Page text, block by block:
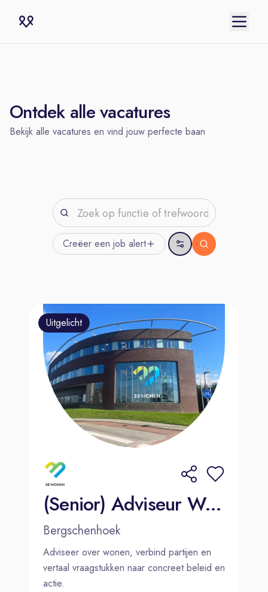
Ontdek alle vacatures
Bekijk alle vacatures en vind jouw perfecte baan
Creëer een job alert
Uitgelicht
(Senior) Adviseur Wonen
Bergschenhoek
Adviseer over wonen, verbind partijen en
vertaal vraagstukken naar concreet beleid en
actie.